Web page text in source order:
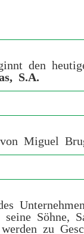
den
S.A.
Miguel
Söhne,
zu